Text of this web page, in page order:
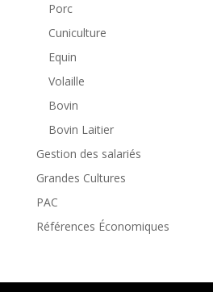
Porc
Cuniculture
Equin
Volaille
Bovin
Bovin Laitier
Gestion des salariés
Grandes Cultures
PAC
Références Économiques